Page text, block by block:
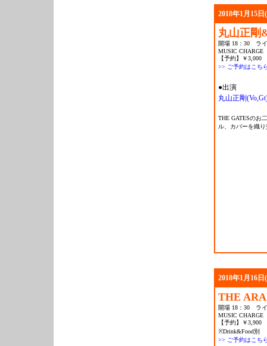
2018年1月15日
丸山正剛
開場 18：30 ラ
MUSIC CHARGE
【予約】￥
>> ご予約はこち
●出演
丸山正剛
THE GATESのお
ル、カバーを織
2018年1月16日
THE
開場 18：30 ラ
MUSIC CHARGE
【予約】￥
※Drink&Food別
>> ご予約はこち